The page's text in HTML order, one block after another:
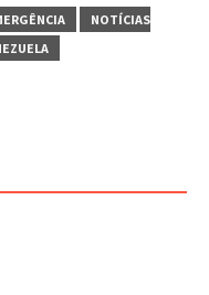
NOTÍCIAS